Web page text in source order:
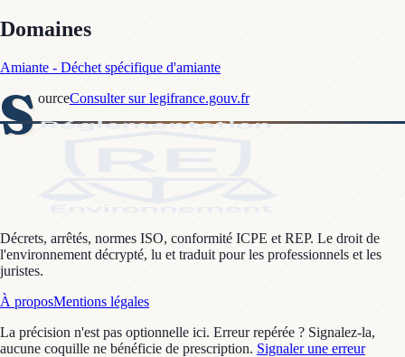
Domaines
Amiante - Déchet spécifique d'amiante
S ourceConsulter sur legifrance.gouv.fr
Décrets, arrêtés, normes ISO, conformité ICPE et REP. Le droit de
l'environnement décrypté, lu et traduit pour les professionnels et les
juristes.
À proposMentions légales
La précision n'est pas optionnelle ici. Erreur repérée ? Signalez-la,
aucune coquille ne bénéficie de prescription. Signaler une erreur